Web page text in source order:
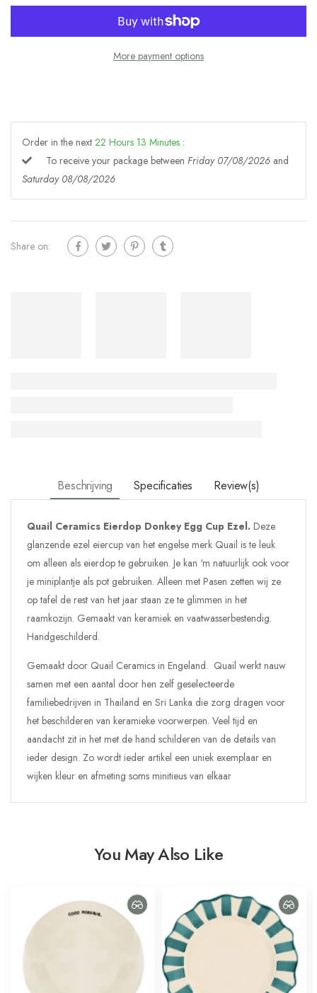
More payment options
Order in the next 22 Hours 13 Minutes :
To receive your package between Friday 07/08/2026 and
Saturday 08/08/2026
Share on:
Beschrijving Specificaties Review(s)
Quail Ceramics Eierdop Donkey Egg Cup Ezel. Deze
glanzende ezel eiercup van het engelse merk Quail is te leuk
om alleen als eierdop te gebruiken. Je kan 'm natuurlijk ook voor
je miniplantje als pot gebruiken. Alleen met Pasen zetten wij ze
op tafel de rest van het jaar staan ze te glimmen in het
raamkozijn. Gemaakt van keramiek en vaatwasserbestendig.
Handgeschilderd.
Gemaakt door Quail Ceramics in Engeland. Quail werkt nauw
samen met een aantal door hen zelf geselecteerde
familiebedrijven in Thailand en Sri Lanka die zorg dragen voor
het beschilderen van keramieke voorwerpen. Veel tijd en
aandacht zit in het met de hand schilderen van de details van
ieder design. Zo wordt ieder artikel een uniek exemplaar en
wijken kleur en afmeting soms minitieus van elkaar
You May Also Like